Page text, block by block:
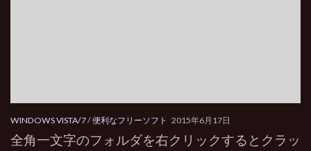
WINDOWS VISTA/7/便利なフリーソフト 2015年6月17日
全角一文字のフォルダを右クリックするとクラッ